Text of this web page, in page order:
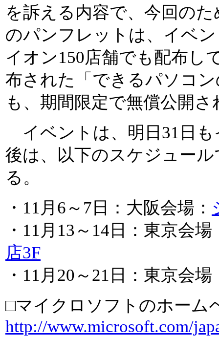
を訴える内容で、今回の
のパンフレットは、イベ
イオン150店舗でも配布し
布された「できるパソコ
も、期間限定で無償公開
イベントは、明日31日
後は、以下のスケジュー
る。
・11月6～7日：大阪会場：
・11月13～14日：東京会場
店3F
・11月20～21日：東京会場
□マイクロソフトのホーム
http://www.microsoft.com/